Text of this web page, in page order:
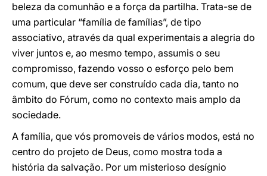
beleza da comunhão e a força da partilha. Trata-se de
uma particular “família de famílias”, de tipo
associativo, através da qual experimentais a alegria do
viver juntos e, ao mesmo tempo, assumis o seu
compromisso, fazendo vosso o esforço pelo bem
comum, que deve ser construído cada dia, tanto no
âmbito do Fórum, como no contexto mais amplo da
sociedade.
A família, que vós promoveis de vários modos, está no
centro do projeto de Deus, como mostra toda a
história da salvação. Por um misterioso desígnio